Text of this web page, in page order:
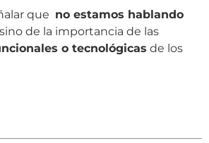
que no estamos hablando
sino de la importancia de las
o tecnológicas de los